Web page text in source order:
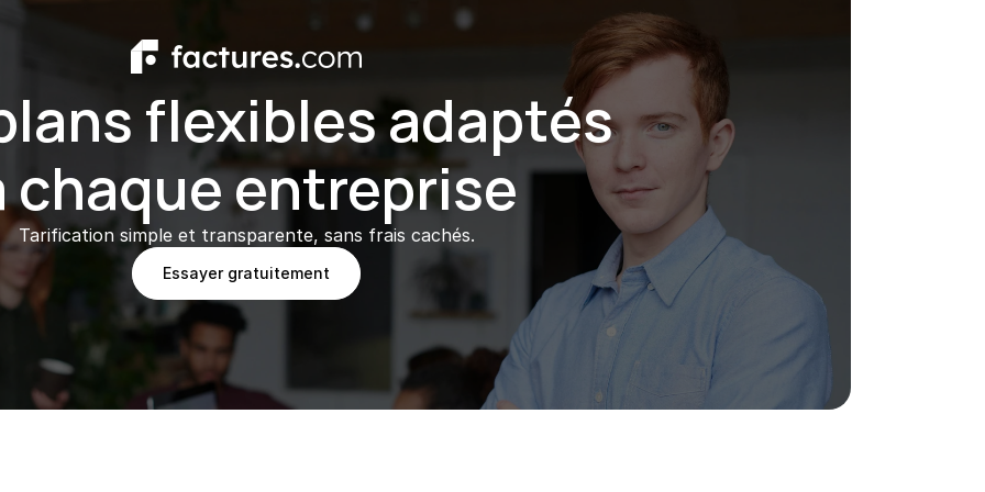
flexibles adaptés
chaque entreprise
Tarification simple et transparente, sans frais cachés.
Essayer gratuitement